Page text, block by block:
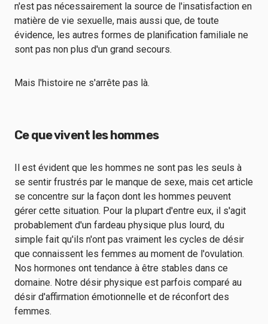
n'est pas nécessairement la source de l'insatisfaction en
matière de vie sexuelle, mais aussi que, de toute
évidence, les autres formes de planification familiale ne
sont pas non plus d'un grand secours.
Mais l'histoire ne s'arrête pas là.
Ce que vivent les hommes
Il est évident que les hommes ne sont pas les seuls à
se sentir frustrés par le manque de sexe, mais cet article
se concentre sur la façon dont les hommes peuvent
gérer cette situation. Pour la plupart d'entre eux, il s'agit
probablement d'un fardeau physique plus lourd, du
simple fait qu'ils n'ont pas vraiment les cycles de désir
que connaissent les femmes au moment de l'ovulation.
Nos hormones ont tendance à être stables dans ce
domaine. Notre désir physique est parfois comparé au
désir d'affirmation émotionnelle et de réconfort des
femmes.